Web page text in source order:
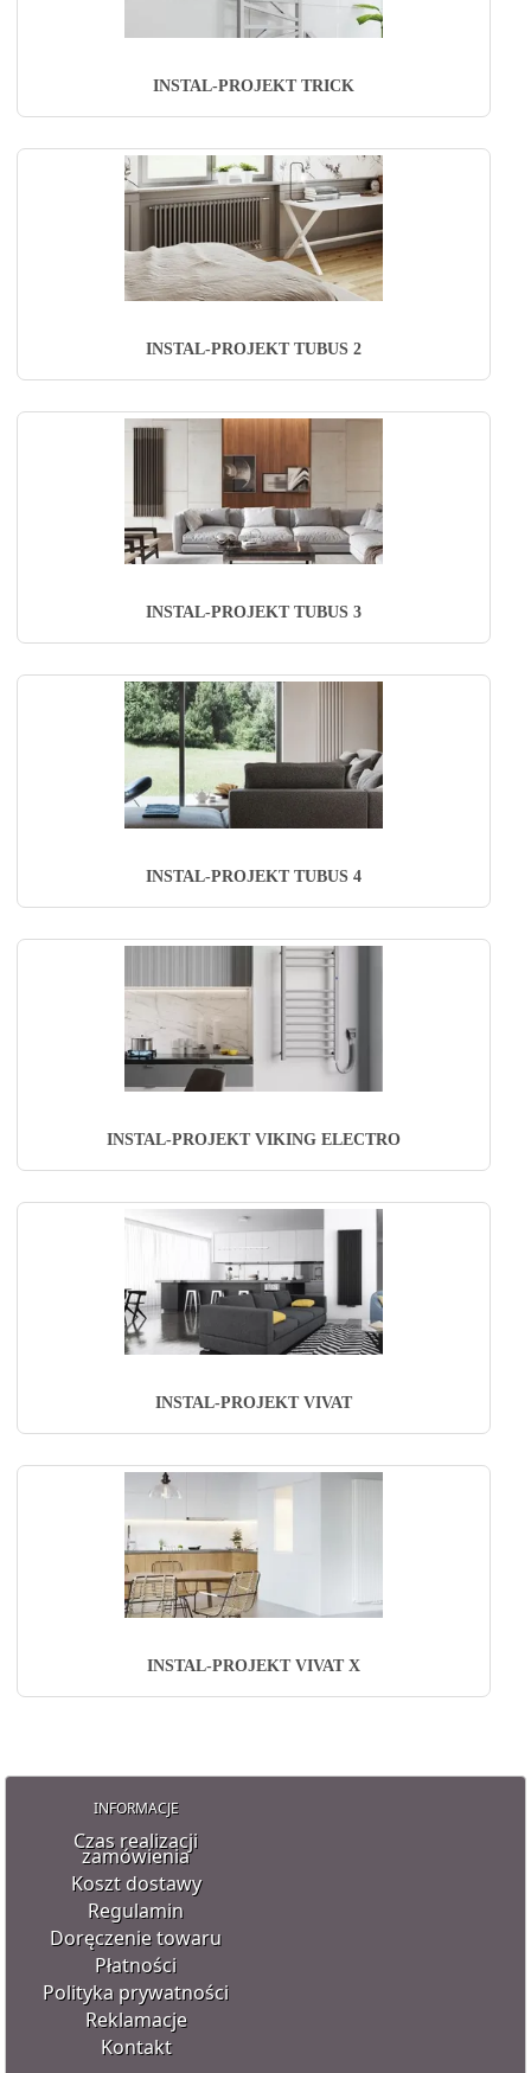
INSTAL-PROJEKT TRICK
INSTAL-PROJEKT TUBUS 2
INSTAL-PROJEKT TUBUS 3
INSTAL-PROJEKT TUBUS 4
INSTAL-PROJEKT VIKING ELECTRO
INSTAL-PROJEKT VIVAT
INSTAL-PROJEKT VIVAT X
INFORMACJE
Czas realizacji
zamówienia
Koszt dostawy
Regulamin
Doręczenie towaru
Płatności
Polityka prywatności
Reklamacje
Kontakt